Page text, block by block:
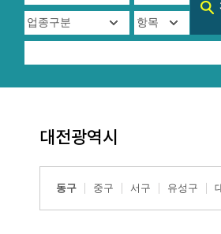
대전광역시
동구 중구 서구 유성구